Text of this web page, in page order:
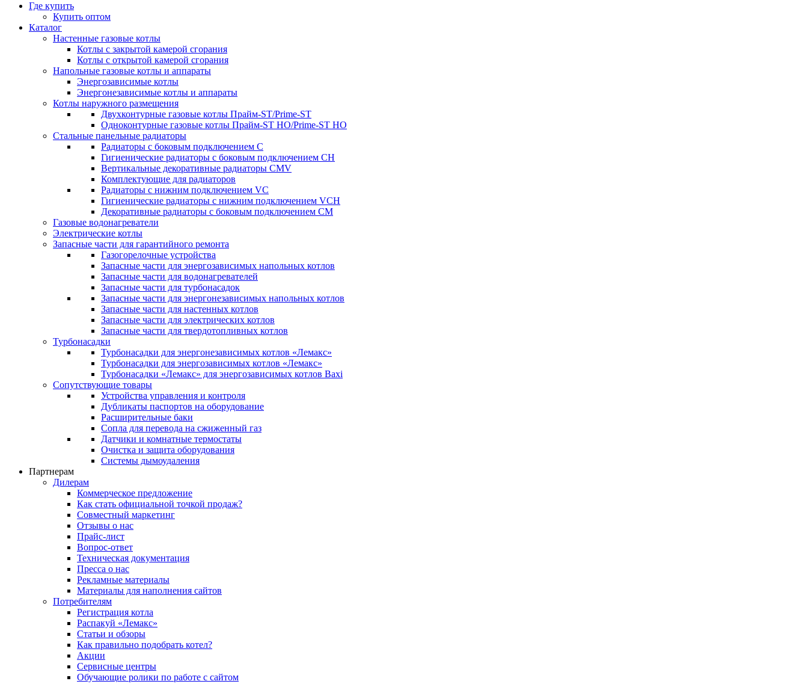
Где купить
Купить оптом
Каталог
Настенные газовые котлы
Котлы с закрытой камерой сгорания
Котлы с открытой камерой сгорания
Напольные газовые котлы и аппараты
Энергозависимые котлы
Энергонезависимые котлы и аппараты
Котлы наружного размещения
Двухконтурные газовые котлы Прайм-ST/Prime-ST
Одноконтурные газовые котлы Прайм-ST HO/Prime-ST HO
Стальные панельные радиаторы
Радиаторы c боковым подключением C
Гигиенические радиаторы c боковым подключением CH
Вертикальные декоративные радиаторы CMV
Комплектующие для радиаторов
Радиаторы c нижним подключением VC
Гигиенические радиаторы c нижним подключением VCH
Декоративные радиаторы с боковым подключением CM
Газовые водонагреватели
Электрические котлы
Запасные части для гарантийного ремонта
Газогорелочные устройства
Запасные части для энергозависимых напольных котлов
Запасные части для водонагревателей
Запасные части для турбонасадок
Запасные части для энергонезависимых напольных котлов
Запасные части для настенных котлов
Запасные части для электрических котлов
Запасные части для твердотопливных котлов
Турбонасадки
Турбонасадки для энергонезависимых котлов «Лемакс»
Турбонасадки для энергозависимых котлов «Лемакс»
Турбонасадки «Лемакс» для энергозависимых котлов Baxi
Сопутствующие товары
Устройства управления и контроля
Дубликаты паспортов на оборудование
Расширительные баки
Сопла для перевода на сжиженный газ
Датчики и комнатные термостаты
Очистка и защита оборудования
Системы дымоудаления
Партнерам
Дилерам
Коммерческое предложение
Как стать официальной точкой продаж?
Совместный маркетинг
Отзывы о нас
Прайс-лист
Вопрос-ответ
Техническая документация
Пресса о нас
Рекламные материалы
Материалы для наполнения сайтов
Потребителям
Регистрация котла
Распакуй «Лемакс»
Статьи и обзоры
Как правильно подобрать котел?
Акции
Сервисные центры
Обучающие ролики по работе с сайтом